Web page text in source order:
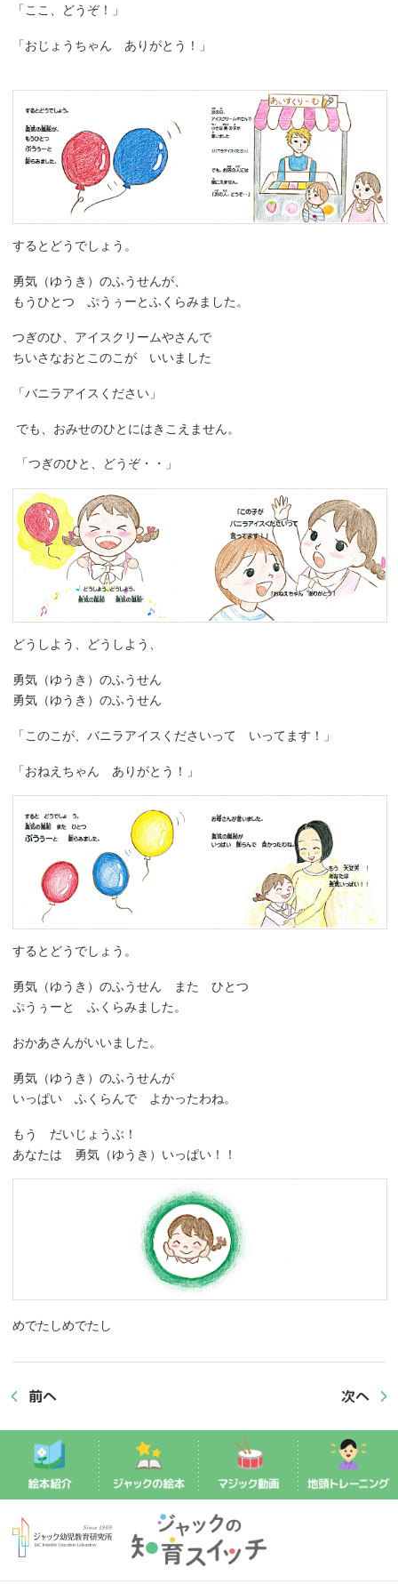
「ここ、どうぞ！」
「おじょうちゃん ありがとう！」
するとどうでしょう。
勇気（ゆうき）のふうせんが、
もうひとつ ぷうぅーとふくらみました。
つぎのひ、アイスクリームやさんで
ちいさなおとこのこが いいました
「バニラアイスください」
でも、おみせのひとにはきこえません。
「つぎのひと、どうぞ・・」
どうしよう、どうしよう、
勇気（ゆうき）のふうせん
勇気（ゆうき）のふうせん
「このこが、バニラアイスくださいって いってます！」
「おねえちゃん ありがとう！」
するとどうでしょう。
勇気（ゆうき）のふうせん また ひとつ
ぷうぅーと ふくらみました。
おかあさんがいいました。
勇気（ゆうき）のふうせんが
いっぱい ふくらんで よかったわね。
もう だいじょうぶ！
あなたは 勇気（ゆうき）いっぱい！！
めでたしめでたし
前へ 次へ